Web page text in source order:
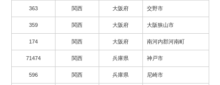
363 関西 大阪府 交野市
359 関西 大阪府 大阪狭山市
174 関西 大阪府 南河内郡河南町
71474 関西 兵庫県 神戸市
596 関西 兵庫県 尼崎市